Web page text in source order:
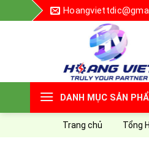
to
DANH MỤC SẢN
Trang chủ Tổng